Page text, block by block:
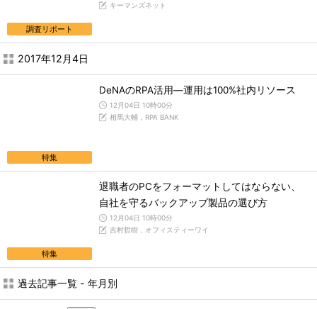
調査リポート
キーマンズネット
2017年12月4日
特集
DeNAのRPA活用―運用は100%社内リソース
12月04日 10時00分
相馬大輔，RPA BANK
特集
退職者のPCをフォーマットしてはならない、
自社を守るバックアップ製品の選び方
12月04日 10時00分
吉村哲樹，オフィスティーワイ
過去記事一覧 - 年月別